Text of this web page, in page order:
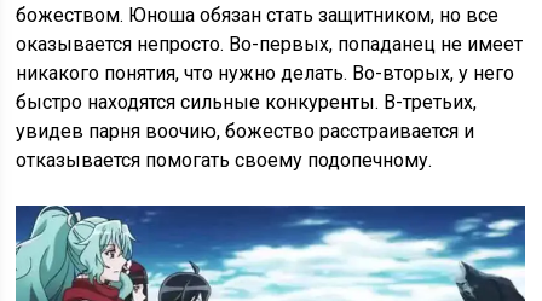
божеством. Юноша обязан стать защитником, но все
оказывается непросто. Во-первых, попаданец не имеет
никакого понятия, что нужно делать. Во-вторых, у него
быстро находятся сильные конкуренты. В-третьих,
увидев парня воочию, божество расстраивается и
отказывается помогать своему подопечному.